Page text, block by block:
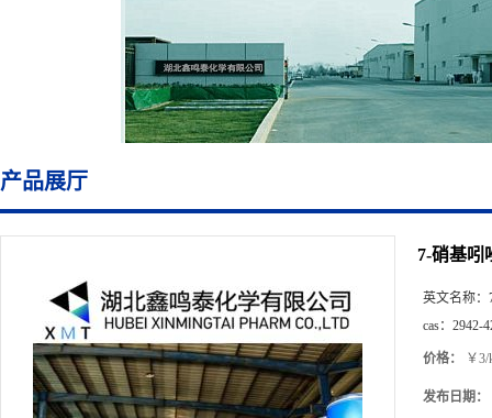
产品展厅
7-硝基吲
英文名称：
cas： 2942-
价格： ￥3/
发布日期：